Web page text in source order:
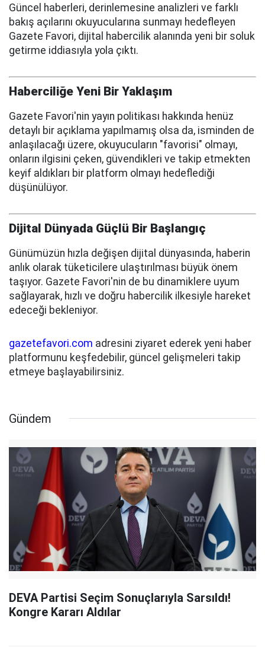
Güncel haberleri, derinlemesine analizleri ve farklı
bakış açılarını okuyucularına sunmayı hedefleyen
Gazete Favori, dijital habercilik alanında yeni bir soluk
getirme iddiasıyla yola çıktı.
Haberciliğe Yeni Bir Yaklaşım
Gazete Favori'nin yayın politikası hakkında henüz
detaylı bir açıklama yapılmamış olsa da, isminden de
anlaşılacağı üzere, okuyucuların "favorisi" olmayı,
onların ilgisini çeken, güvendikleri ve takip etmekten
keyif aldıkları bir platform olmayı hedeflediği
düşünülüyor.
Dijital Dünyada Güçlü Bir Başlangıç
Günümüzün hızla değişen dijital dünyasında, haberin
anlık olarak tüketicilere ulaştırılması büyük önem
taşıyor. Gazete Favori'nin de bu dinamiklere uyum
sağlayarak, hızlı ve doğru habercilik ilkesiyle hareket
edeceği bekleniyor.
gazetefavori.com adresini ziyaret ederek yeni haber
platformunu keşfedebilir, güncel gelişmeleri takip
etmeye başlayabilirsiniz.
Gündem
DEVA Partisi Seçim Sonuçlarıyla Sarsıldı!
Kongre Kararı Aldılar